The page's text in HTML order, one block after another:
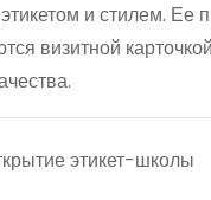
и стилем. Ее
визитной
этикет-школы